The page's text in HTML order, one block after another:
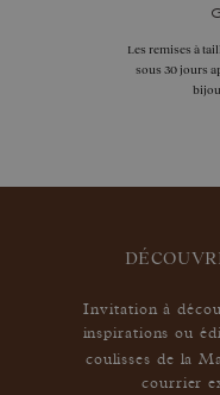
Les remises à
sous 30 jours
Invitation à
inspirations ou
coulisses de la
courrier